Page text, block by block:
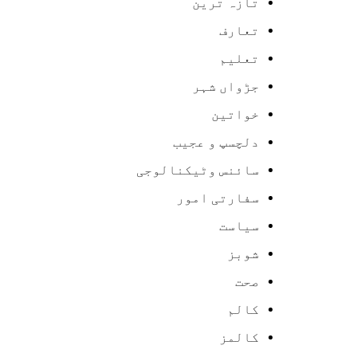
تعارف
تعلیم
جڑواں شہر
خواتین
دلچسپ و عجیب
سائنس وٹیکنالوجی
سفارتی امور
سیاست
شوبز
صحت
کالم
کالمز